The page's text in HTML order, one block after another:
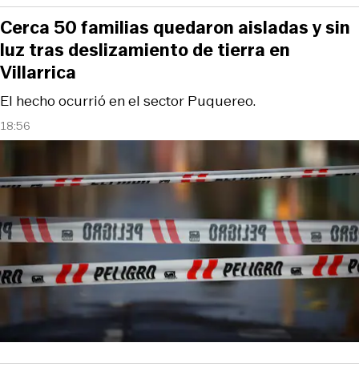
18:56
El hecho ocurrió en el sector Puquereo.
Cerca 50 familias quedaron aisladas y sin
luz tras deslizamiento de tierra en
Villarrica